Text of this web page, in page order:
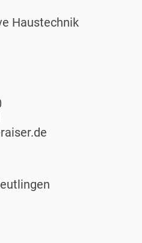
Haustechnik